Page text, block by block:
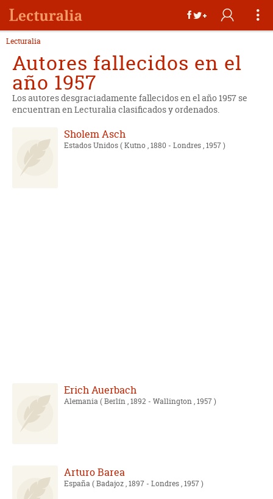
Lecturalia
Autores fallecidos en el
año 1957
Los autores desgraciadamente fallecidos en el año 1957 se
encuentran en Lecturalia clasificados y ordenados.
Sholem Asch
Estados Unidos( Kutno , 1880 - Londres , 1957 )
Erich Auerbach
Alemania( Berlín , 1892 - Wallington , 1957 )
Arturo Barea
España( Badajoz , 1897 - Londres , 1957 )